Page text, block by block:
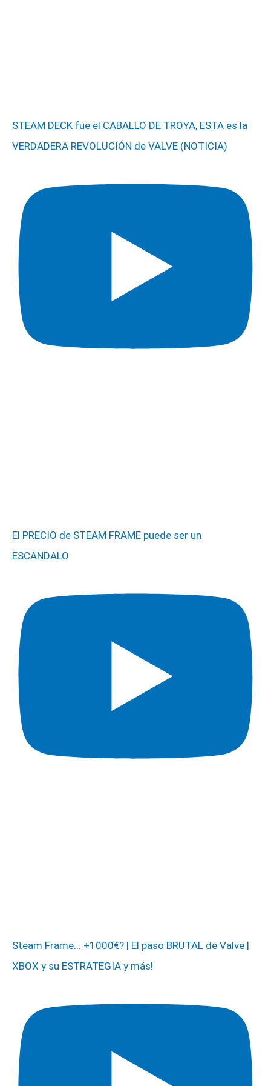
STEAM DECK fue el CABALLO DE TROYA, ESTA es la
VERDADERA REVOLUCIÓN de VALVE (NOTICIA)
El PRECIO de STEAM FRAME puede ser un
ESCANDALO
Steam Frame... +1000€? | El paso BRUTAL de Valve |
XBOX y su ESTRATEGIA y más!